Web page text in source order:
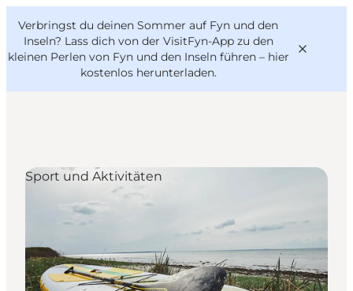
Verbringst du deinen Sommer auf Fyn und den
Inseln? Lass dich von der VisitFyn-App zu den
kleinen Perlen von Fyn und den Inseln führen – hier
kostenlos herunterladen.
Reise Ideen
Outdoor & bike
Essen & trinken
VisitFyn
Deutsch
Sport und Aktivitäten